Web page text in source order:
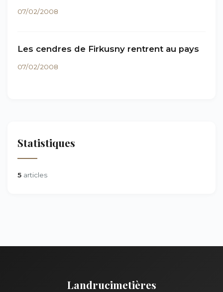
07/02/2008
Les cendres de Firkusny rentrent au pays
07/02/2008
Statistiques
5 articles
Landrucimetières